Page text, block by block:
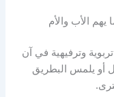
الأب والأم
وترفيهية في آن
أو يلمس البطريق